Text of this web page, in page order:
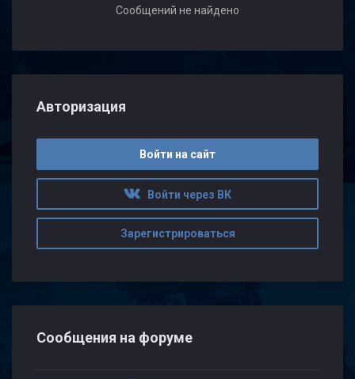
Сообщений не найдено
Авторизация
Войти на сайт
Войти через ВК
Зарегистрироваться
Сообщения на форуме